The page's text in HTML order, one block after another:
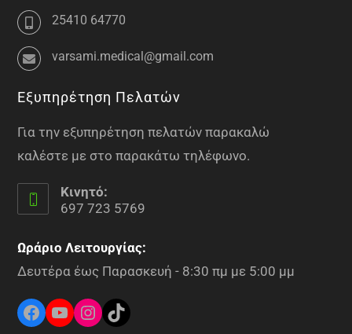
25410 64770
varsami.medical@gmail.com
Εξυπηρέτηση Πελατών
Για την εξυπηρέτηση πελατών παρακαλώ
καλέστε με στο παρακάτω τηλέφωνο.
Κινητό:
697 723 5769
Ωράριο Λειτουργίας:
Δευτέρα έως Παρασκευή - 8:30 πμ με 5:00 μμ